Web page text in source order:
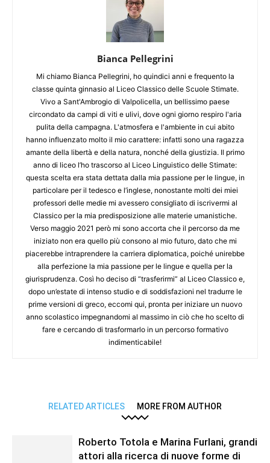
Bianca Pellegrini
Mi chiamo Bianca Pellegrini, ho quindici anni e frequento la
classe quinta ginnasio al Liceo Classico delle Scuole Stimate.
Vivo a Sant'Ambrogio di Valpolicella, un bellissimo paese
circondato da campi di viti e ulivi, dove ogni giorno respiro l'aria
pulita della campagna. L'atmosfera e l'ambiente in cui abito
hanno influenzato molto il mio carattere: infatti sono una ragazza
amante della libertà e della natura, nonché della giustizia. Il primo
anno di liceo l’ho trascorso al Liceo Linguistico delle Stimate:
questa scelta era stata dettata dalla mia passione per le lingue, in
particolare per il tedesco e l’inglese, nonostante molti dei miei
professori delle medie mi avessero consigliato di iscrivermi al
Classico per la mia predisposizione alle materie umanistiche.
Verso maggio 2021 però mi sono accorta che il percorso da me
iniziato non era quello più consono al mio futuro, dato che mi
piacerebbe intraprendere la carriera diplomatica, poiché unirebbe
alla perfezione la mia passione per le lingue e quella per la
giurisprudenza. Così ho deciso di “trasferirmi” al Liceo Classico e,
dopo un’estate di intenso studio e di soddisfazioni nel tradurre le
prime versioni di greco, eccomi qui, pronta per iniziare un nuovo
anno scolastico impegnandomi al massimo in ciò che ho scelto di
fare e cercando di trasformarlo in un percorso formativo
indimenticabile!
RELATED ARTICLES MORE FROM AUTHOR
Roberto Totola e Marina Furlani, grandi
attori alla ricerca di nuove forme di